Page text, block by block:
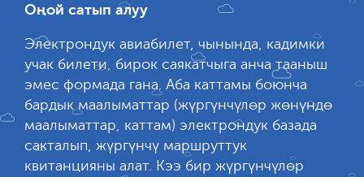
Оңой сатып алуу
Электрондук авиабилет, чынында, кадимки
учак билети, бирок саякатчыга анча тааныш
эмес формада гана. Аба каттамы боюнча
бардык маалыматтар (жүргүнчүлөр жөнүндө
маалыматтар, каттам) электрондук базада
сакталып, жүргүнчү маршруттук
квитанцияны алат. Кээ бир жүргүнчүлөр